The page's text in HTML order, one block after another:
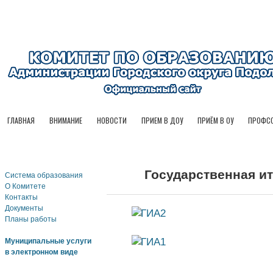
ГЛАВНАЯ ВНИМАНИЕ НОВОСТИ ПРИЕМ В ДОУ ПРИЁМ В ОУ
Система образования
О Комитете
Контакты
Документы
Планы работы
Муниципальные услуги
в электронном виде
Государственная